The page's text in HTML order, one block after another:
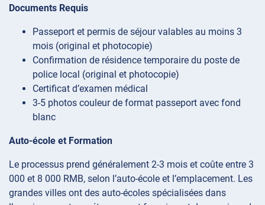
Documents Requis
Passeport et permis de séjour valables au moins 3
mois (original et photocopie)
Confirmation de résidence temporaire du poste de
police local (original et photocopie)
Certificat d’examen médical
3-5 photos couleur de format passeport avec fond
blanc
Auto-école et Formation
Le processus prend généralement 2-3 mois et coûte entre 3
000 et 8 000 RMB, selon l’auto-école et l’emplacement. Les
grandes villes ont des auto-écoles spécialisées dans